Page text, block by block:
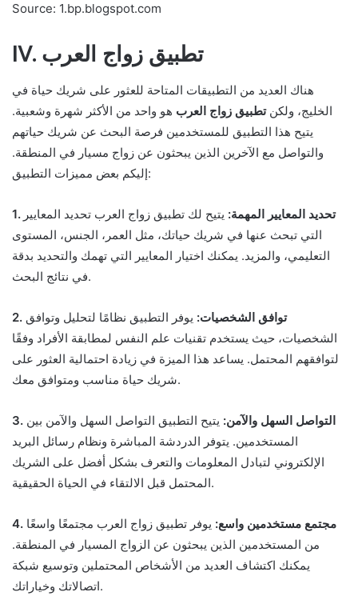
Source: 1.bp.blogspot.com
IV. تطبيق زواج العرب
هناك العديد من التطبيقات المتاحة للعثور على شريك حياة في
الخليج، ولكنتطبيق زواج العرب هو واحد من الأكثر شهرة وشعبية.
يتيح هذا التطبيق للمستخدمين فرصة البحث عن شريك حياتهم
والتواصل مع الآخرين الذين يبحثون عن زواج مسيار في المنطقة.
إليكم بعض مميزات التطبيق:
1. تحديد المعايير المهمة: يتيح لك تطبيق زواج العرب تحديد المعايير
التي تبحث عنها في شريك حياتك، مثل العمر، الجنس، المستوى
التعليمي، والمزيد. يمكنك اختيار المعايير التي تهمك والتحديد بدقة
في نتائج البحث.
2. توافق الشخصيات: يوفر التطبيق نظامًا لتحليل وتوافق
الشخصيات، حيث يستخدم تقنيات علم النفس لمطابقة الأفراد وفقًا
لتوافقهم المحتمل. يساعد هذا الميزة في زيادة احتمالية العثور على
شريك حياة مناسب ومتوافق معك.
3. التواصل السهل والآمن: يتيح التطبيق التواصل السهل والآمن بين
المستخدمين. يتوفر الدردشة المباشرة ونظام رسائل البريد
الإلكتروني لتبادل المعلومات والتعرف بشكل أفضل على الشريك
المحتمل قبل الالتقاء في الحياة الحقيقية.
4. مجتمع مستخدمين واسع: يوفر تطبيق زواج العرب مجتمعًا واسعًا
من المستخدمين الذين يبحثون عن الزواج المسيار في المنطقة.
يمكنك اكتشاف العديد من الأشخاص المحتملين وتوسيع شبكة
اتصالاتك وخياراتك.